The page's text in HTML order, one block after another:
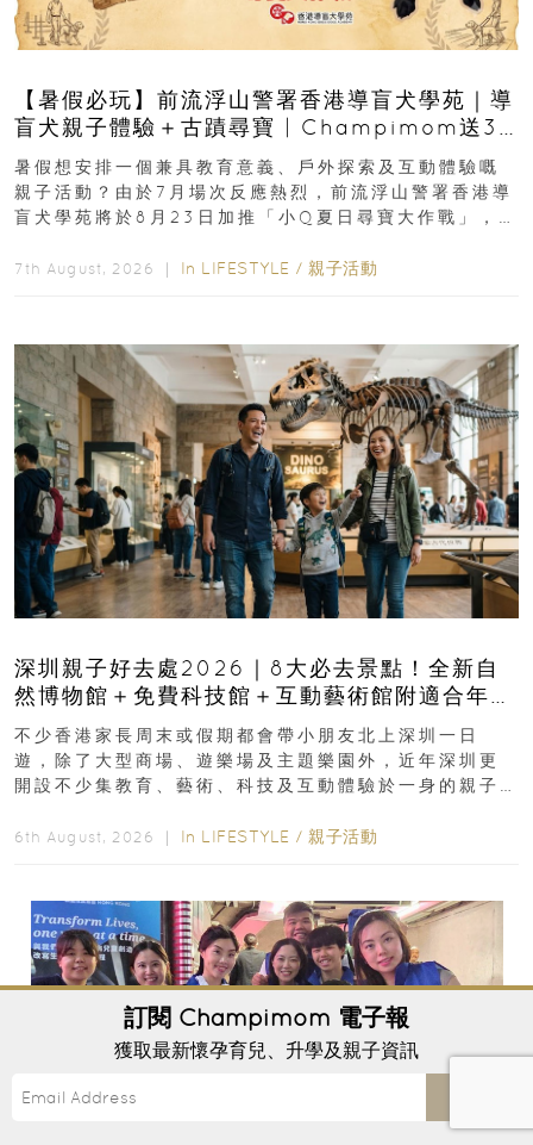
【暑假必玩】前流浮山警署香港導盲犬學苑｜導
盲犬親子體驗＋古蹟尋寶 | Champimom送3
組免費名額
暑假想安排一個兼具教育意義、戶外探索及互動體驗嘅
親子活動？由於7月場次反應熱烈，前流浮山警署香港導
盲犬學苑將於8月23日加推「小Q夏日尋寶大作戰」，家
7th August, 2026 ｜ In LIFESTYLE / 親子活動
深圳親子好去處2026｜8大必去景點！全新自
然博物館＋免費科技館＋互動藝術館附適合年
齡、交通、門票、開放時間
不少香港家長周末或假期都會帶小朋友北上深圳一日
遊，除了大型商場、遊樂場及主題樂園外，近年深圳更
開設不少集教育、藝術、科技及互動體驗於一身的親子
6th August, 2026 ｜ In LIFESTYLE / 親子活動
訂閱 Champimom 電子報
獲取最新懷孕育兒、升學及親子資訊